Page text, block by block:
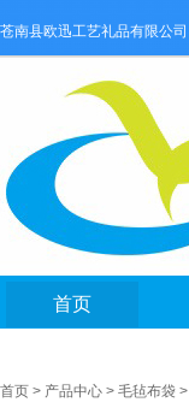
苍南县欧迅工艺礼品有限公司
首页
首页 > 产品中心 > 毛毡布袋 >